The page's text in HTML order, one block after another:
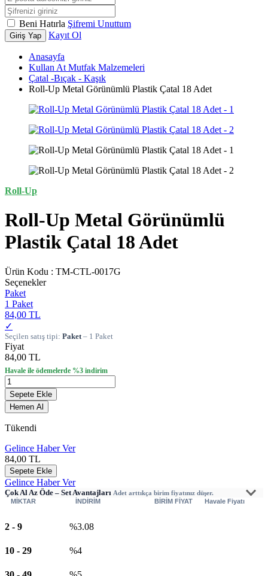
Beni Hatırla Şifremi Unuttum
Giriş Yap Kayıt Ol
Anasayfa
Kullan At Mutfak Malzemeleri
Çatal -Bıçak - Kaşık
Roll-Up Metal Görünümlü Plastik Çatal 18 Adet
Roll-Up
Roll-Up Metal Görünümlü
Plastik Çatal 18 Adet
Ürün Kodu : TM-CTL-0017G
Seçenekler
Paket
1 Paket
84,00 TL
✓
Seçilen satış tipi: Paket – 1 Paket
Fiyat
84,00 TL
Havale ile ödemelerde %3 indirim
Sepete Ekle
Hemen Al
Tükendi
Gelince Haber Ver
84,00 TL
Sepete Ekle
Gelince Haber Ver
Çok Al Az Öde – Set Avantajları Adet arttıkça birim fiyatınız düşer.
MİKTAR
İNDİRİM BİRİM FİYAT Havale Fiyatı
2 - 9 %3.08
10 - 29 %4